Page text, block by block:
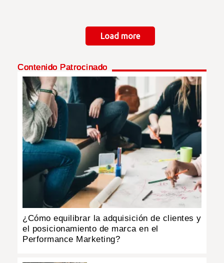
Load more
Contenido Patrocinado
¿Cómo equilibrar la adquisición de clientes y
el posicionamiento de marca en el
Performance Marketing?